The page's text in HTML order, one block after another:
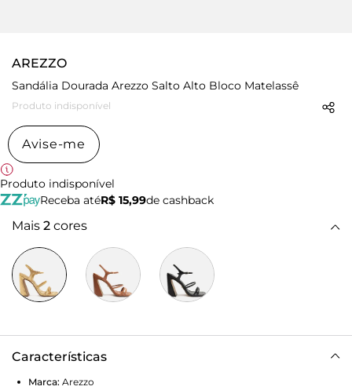
AREZZO
Sandália Dourada Arezzo Salto Alto Bloco Matelassê
Produto indisponível
Avise-me
Produto indisponível
Receba atéR$ 15,99de cashback
Mais 2 cores
Características
Marca: Arezzo